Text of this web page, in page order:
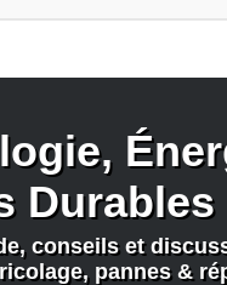
Durables
conseils et
pannes &